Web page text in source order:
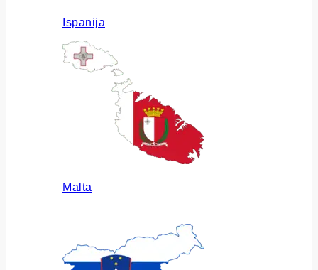
Ispanija
Malta